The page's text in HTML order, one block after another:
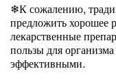
❄К сожалению,
предложить хорошее
лекарственные
пользы для
эффективными.